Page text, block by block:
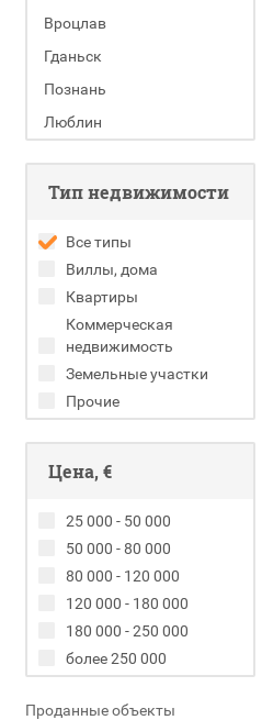
Вроцлав
Гданьск
Познань
Люблин
Тип недвижимости
Все типы
Виллы, дома
Квартиры
Коммерческая
недвижимость
Земельные участки
Прочие
Цена, €
25 000 - 50 000
50 000 - 80 000
80 000 - 120 000
120 000 - 180 000
180 000 - 250 000
более 250 000
Проданные объекты